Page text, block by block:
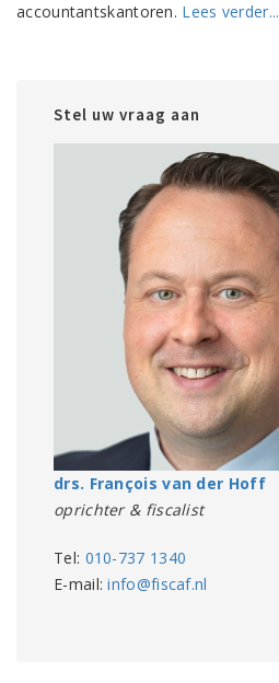
accountantskantoren. Lees verder...
Stel uw vraag aan
drs. François van der Hoff
oprichter & fiscalist
Tel: 010-737 1340
E-mail:info@fiscaf.nl